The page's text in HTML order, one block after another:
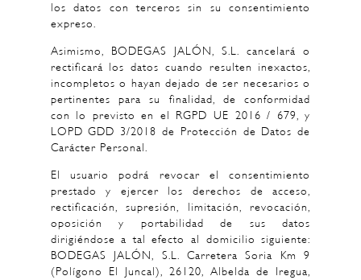
los datos con terceros sin su consentimiento
expreso.
Asimismo, BODEGAS JALÓN, S.L. cancelará o
rectificará los datos cuando resulten inexactos,
incompletos o hayan dejado de ser necesarios o
pertinentes para su finalidad, de conformidad
con lo previsto en el RGPD UE 2016 / 679, y
LOPD GDD 3/2018 de Protección de Datos de
Carácter Personal.
El usuario podrá revocar el consentimiento
prestado y ejercer los derechos de acceso,
rectificación, supresión, limitación, revocación,
oposición y portabilidad de sus datos
dirigiéndose a tal efecto al domicilio siguiente:
BODEGAS JALÓN, S.L. Carretera Soria Km 9
(Polígono El Juncal), 26120, Albelda de Iregua,